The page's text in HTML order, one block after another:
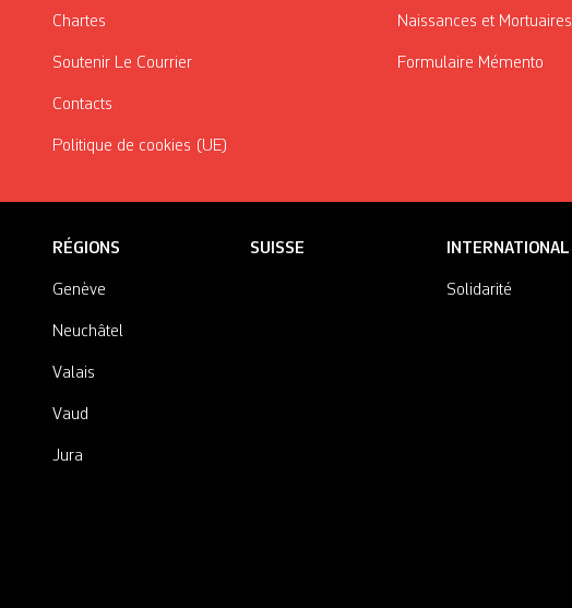
Chartes
Soutenir Le Courrier
Contacts
Politique de cookies (UE)
Naissances et Mortuaires
Formulaire Mémento
RÉGIONS
Genève
Neuchâtel
Valais
Vaud
Jura
SUISSE INTERNATIONAL
Solidarité